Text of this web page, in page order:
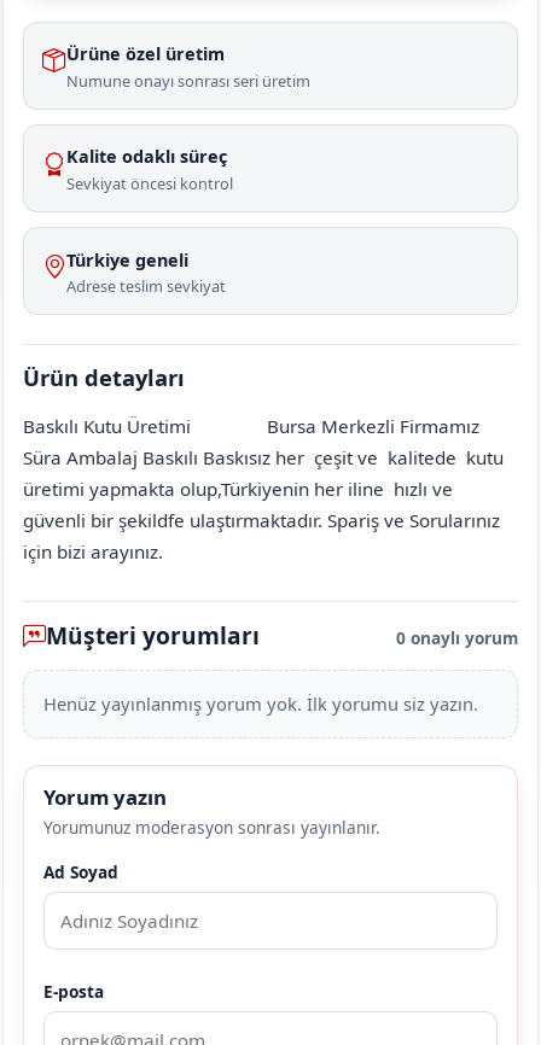
Ürüne özel üretim
Numune onayı sonrası seri üretim
Kalite odaklı süreç
Sevkiyat öncesi kontrol
Türkiye geneli
Adrese teslim sevkiyat
Ürün detayları
Baskılı Kutu Üretimi
Bursa Merkezli Firmamız
Süra Ambalaj Baskılı Baskısız her çeşit ve kalitede kutu
üretimi yapmakta olup,Türkiyenin her iline hızlı ve
güvenli bir şekildfe ulaştırmaktadır. Spariş ve Sorularınız
için bizi arayınız.
Müşteri yorumları 0 onaylı yorum
Henüz yayınlanmış yorum yok. İlk yorumu siz yazın.
Yorum yazın
Yorumunuz moderasyon sonrası yayınlanır.
Ad Soyad
E-posta